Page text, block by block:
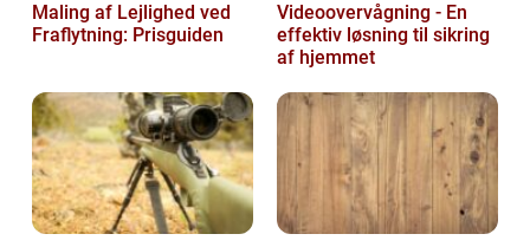
Maling af Lejlighed ved
Fraflytning: Prisguiden
Videoovervågning - En
effektiv løsning til sikring
af hjemmet